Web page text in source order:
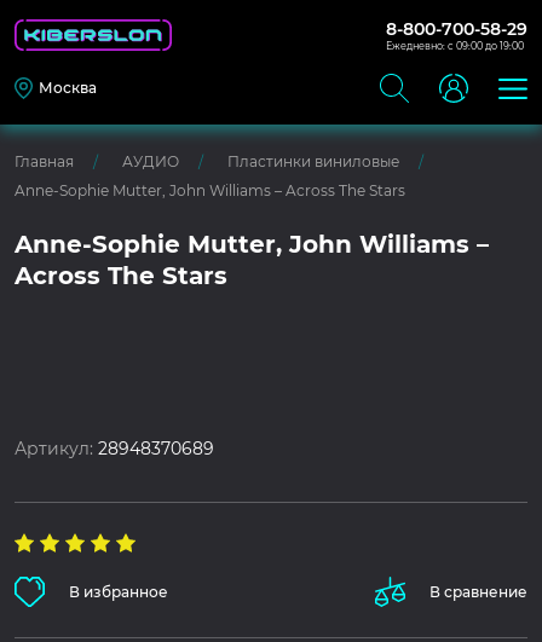
8-800-700-58-29
Ежедневно: с 09:00 до 19:00
Москва
Главная АУДИО
Пластинки виниловые
Anne-Sophie Mutter, John Williams – Across The Stars
Anne-Sophie Mutter, John Williams –
Across The Stars
Артикул:28948370689
В избранное В сравнение